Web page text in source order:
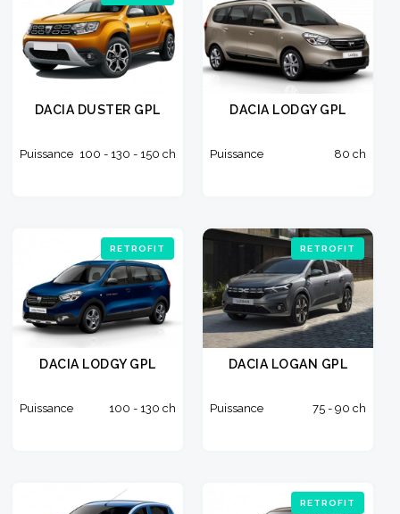
DACIA DUSTER GPL
Puissance 100 - 130 - 150 ch
DACIA LODGY GPL
Puissance 80 ch
RETROFIT
DACIA LODGY GPL
Puissance 100 - 130 ch
RETROFIT
DACIA LOGAN GPL
Puissance 75 - 90 ch
RETROFIT